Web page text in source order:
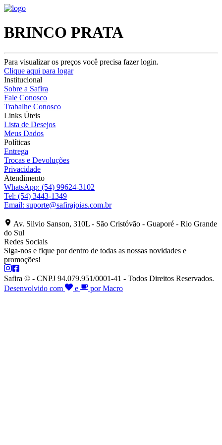
BRINCO PRATA
Para visualizar os preços você precisa fazer login.
Clique aqui para logar
Institucional
Sobre a Safira
Fale Conosco
Trabalhe Conosco
Links Úteis
Lista de Desejos
Meus Dados
Políticas
Entrega
Trocas e Devoluções
Privacidade
Atendimento
WhatsApp: (54) 99624-3102
Tel: (54) 3443-1349
Email: suporte@safirajoias.com.br
Av. Silvio Sanson, 310L - São Cristóvão - Guaporé - Rio Grande
do Sul
Redes Sociais
Siga-nos e fique por dentro de todas as nossas novidades e
promoções!
Safira © - CNPJ 94.079.951/0001-41 - Todos Direitos Reservados.
Desenvolvido com
e por Macro